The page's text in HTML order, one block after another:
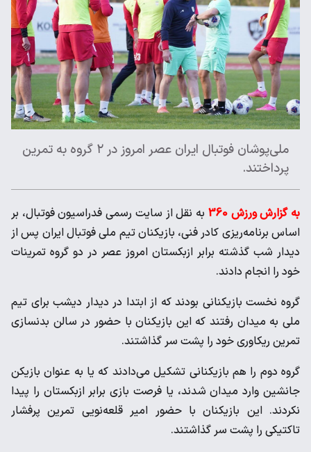
ملی‌پوشان فوتبال ایران عصر امروز در ۲ گروه به تمرین
پرداختند.
به گزارش ورزش 360
به نقل از سایت رسمی فدراسیون فوتبال، بر
اساس برنامه‌ریزی کادر فنی، بازیکنان تیم ملی فوتبال ایران پس از
دیدار شب گذشته برابر ازبکستان امروز عصر در دو گروه تمرینات
خود را انجام دادند.
گروه نخست بازیکنانی بودند که از ابتدا در دیدار دیشب برای تیم
ملی به میدان رفتند که این بازیکنان با حضور در سالن بدنسازی
تمرین ریکاوری خود را پشت سر گذاشتند.
گروه دوم را هم بازیکنانی تشکیل می‌دادند که یا به عنوان بازیکن
جانشین وارد میدان شدند، یا فرصت بازی برابر ازبکستان را پیدا
نکردند. این بازیکنان با حضور امیر قلعه‌نویی تمرین پرفشار
تاکتیکی را پشت سر گذاشتند.